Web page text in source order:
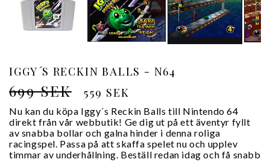
IGGY´S RECKIN BALLS - N64
699 SEK 559 SEK
Nu kan du köpa Iggy´s Reckin Balls till Nintendo 64
direkt från vår webbutik! Ge dig ut på ett äventyr fyllt
av snabba bollar och galna hinder i denna roliga
racingspel. Passa på att skaffa spelet nu och upplev
timmar av underhållning. Beställ redan idag och få snabb